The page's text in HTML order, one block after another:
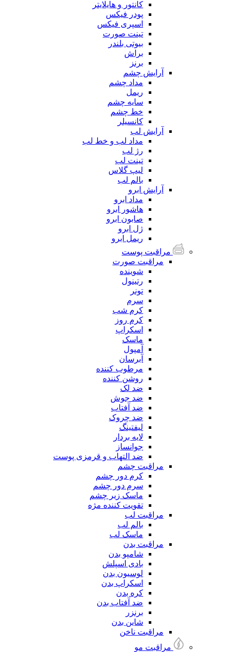
کانتور و هایلایتر
پودر فیکس
اسپری فیکس
تینت صورت
بیوتی بلندر
براش
برنز
آرایش چشم
مداد چشم
ریمل
سایه چشم
خط چشم
کانسیلر
آرایش لب
مداد لب و خط لب
رژ لب
تینت لب
لیپ گلاس
بالم لب
آرایش ابرو
مداد ابرو
هاشور ابرو
صابون ابرو
ژل ابرو
ریمل ابرو
مراقبت پوست
مراقبت صورت
شوینده
رتینول
تونر
سرم
کرم شب
کرم روز
اسکراپ
ماسک
آمپول
آبرسان
مرطوب کننده
روشن کننده
ضد لک
ضد جوش
ضد آفتاب
ضد چروک
لیفتینگ
لایه بردار
جوانساز
ضد التهاب و قرمزی پوست
مراقبت چشم
کرم دور چشم
سرم دور چشم
ماسک زیر چشم
تقویت کننده مژه
مراقبت لب
بالم لب
ماسک لب
مراقبت بدن
شامپو بدن
بادی اسپلش
لوسیون بدن
اسکراپ بدن
کره بدن
ضد آفتاب بدن
برنزر
شاین بدن
مراقبت ناخن
مراقبت مو